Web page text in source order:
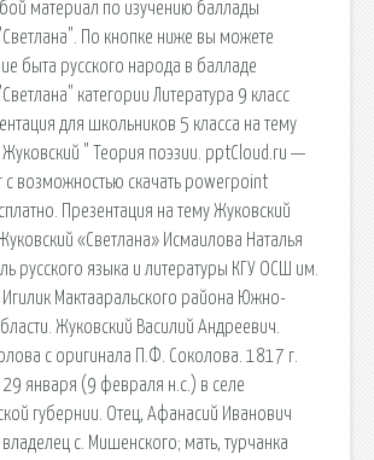
материал по изучению баллады
По кнопке ниже вы можете
быта русского народа в балладе
категории Литература 9 класс
для школьников 5 класса на тему
Жуковский " Теория поэзии. pptCloud.ru —
с возможностью скачать powerpoint
Презентация на тему Жуковский
«Светлана» Исмаилова Наталья
русского языка и литературы КГУ ОСШ им.
Игилик Мактааральского района Южно-
Жуковский Василий Андреевич.
с оригинала П.Ф. Соколова. 1817 г.
января (9 февраля н.с.) в селе
губернии. Отец, Афанасий Иванович
с. Мишенского; мать, турчанка